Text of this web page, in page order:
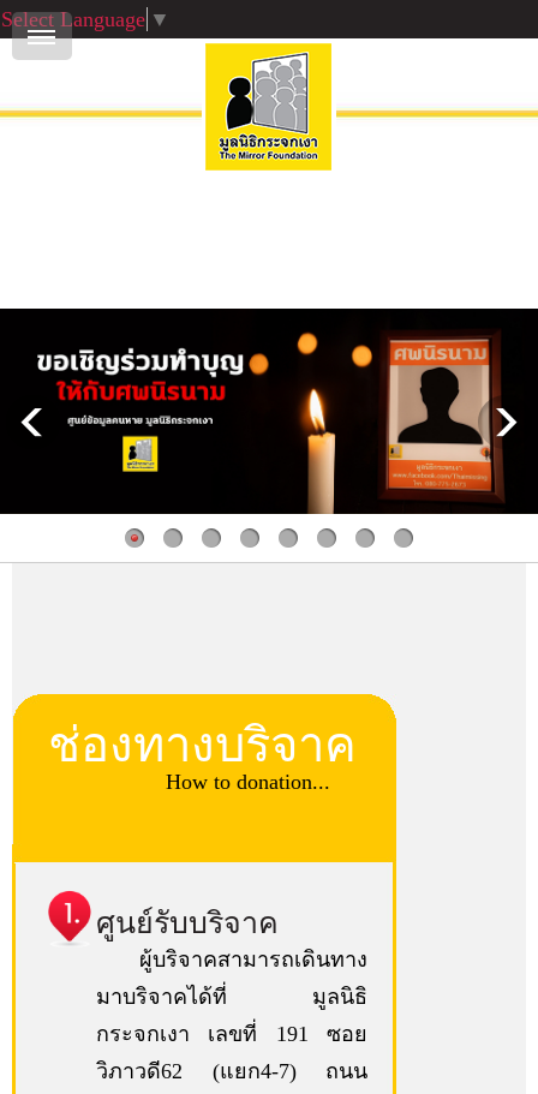
Select Language ▼
ช่องทางบริจาค
How to donation...
ศูนย์รับบริจาค
ผู้บริจาคสามารถเดินทาง
มาบริจาคได้ที่ มูลนิธิ
กระจกเงา เลขที่ 191 ซอย
วิภาวดี62 (แยก4-7) ถนน